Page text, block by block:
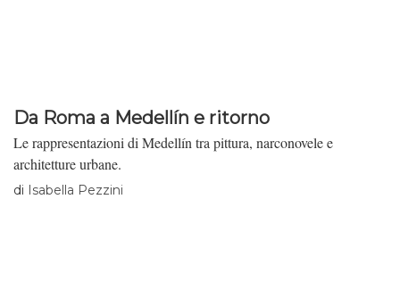
Da Roma a Medellín e ritorno
Le rappresentazioni di Medellín tra pittura, narconovele e
architetture urbane.
di Isabella Pezzini